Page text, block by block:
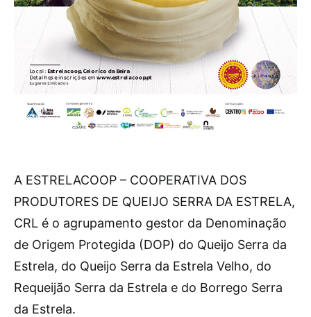
A ESTRELACOOP – COOPERATIVA DOS
PRODUTORES DE QUEIJO SERRA DA ESTRELA,
CRL é o agrupamento gestor da Denominação
de Origem Protegida (DOP) do Queijo Serra da
Estrela, do Queijo Serra da Estrela Velho, do
Requeijão Serra da Estrela e do Borrego Serra
da Estrela.